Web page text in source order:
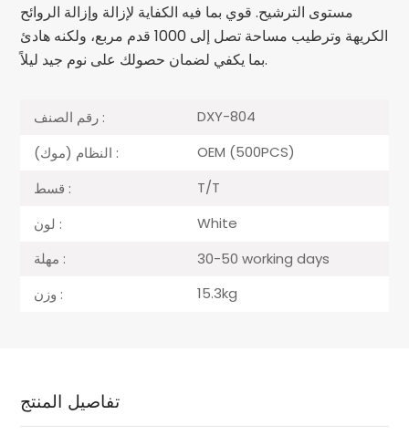
مستوى الترشيح. قوي بما فيه الكفاية لإزالة وإزالة الروائح
الكريهة وترطيب مساحة تصل إلى 1000 قدم مربع، ولكنه هادئ
بما يكفي لضمان حصولك على نوم جيد ليلاً.
رقم الصنف :
DXY-804
النظام (موك) :
OEM (500PCS)
قسط :
T/T
لون :
White
مهلة :
30-50 working days
وزن :
15.3kg
تفاصيل المنتج